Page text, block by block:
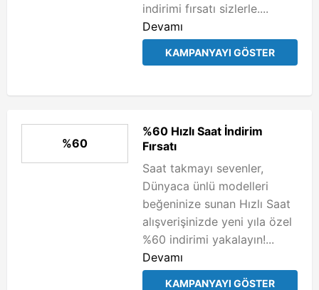
indirimi fırsatı sizlerle....
Devamı
KAMPANYAYI GÖSTER
%60
%60 Hızlı Saat İndirim
Fırsatı
Saat takmayı sevenler,
Dünyaca ünlü modelleri
beğeninize sunan Hızlı Saat
alışverişinizde yeni yıla özel
%60 indirimi yakalayın!...
Devamı
KAMPANYAYI GÖSTER